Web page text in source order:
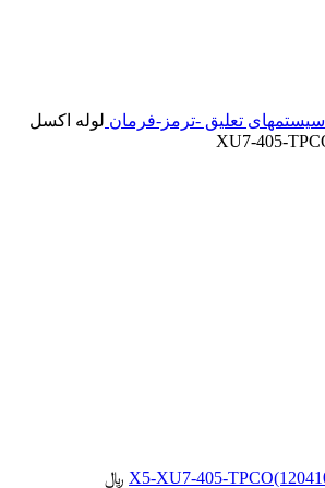
سیستمهای تعلیق -ترمز-فرمان لوله اکسل
﷼